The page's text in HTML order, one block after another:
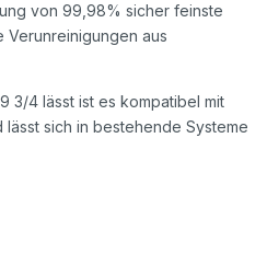
von 99,98% sicher feinste
Verunreinigungen aus
3/4 lässt ist es kompatibel mit
sich in bestehende Systeme